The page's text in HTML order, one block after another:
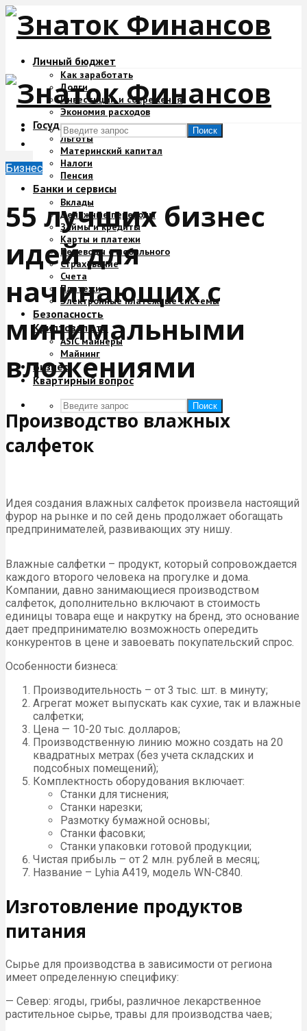
Личный бюджет
Как заработать
Долги
Инвестиции и сбережения
Экономия расходов
Государство и деньги
Льготы
Материнский капитал
Налоги
Пенсия
Банки и сервисы
Вклады
Денежные переводы
Займы и кредиты
Карты и платежи
Переводы с мобильного
Страхование
Счета
Платежи
Электронные платежные системы
Безопасность
Криптовалюта
ASIC майнеры
Майнинг
Бизнес
Квартирный вопрос
Поиск
Поиск
Бизнес
55 лучших бизнес
идей для
начинающих с
минимальными
вложениями
Производство влажных
салфеток
Идея создания влажных салфеток произвела настоящий
фурор на рынке и по сей день продолжает обогащать
предпринимателей, развивающих эту нишу.
Влажные салфетки – продукт, который сопровождается
каждого второго человека на прогулке и дома.
Компании, давно занимающиеся производством
салфеток, дополнительно включают в стоимость
единицы товара еще и накрутку на бренд, это основание
дает предпринимателю возможность опередить
конкурентов в цене и завоевать покупательский спрос.
Особенности бизнеса:
Производительность – от 3 тыс. шт. в минуту;
Агрегат может выпускать как сухие, так и влажные
салфетки;
Цена — 10-20 тыс. долларов;
Производственную линию можно создать на 20
квадратных метрах (без учета складских и
подсобных помещений);
Комплектность оборудования включает:
Станки для тиснения;
Станки нарезки;
Размотку бумажной основы;
Станки фасовки;
Станки упаковки готовой продукции;
Чистая прибыль – от 2 млн. рублей в месяц;
Название – Lyhia A419, модель WN-C840.
Изготовление продуктов
питания
Сырье для производства в зависимости от региона
имеет определенную специфику:
— Север: ягоды, грибы, различное лекарственное
растительное сырье, травы для производства чаев;